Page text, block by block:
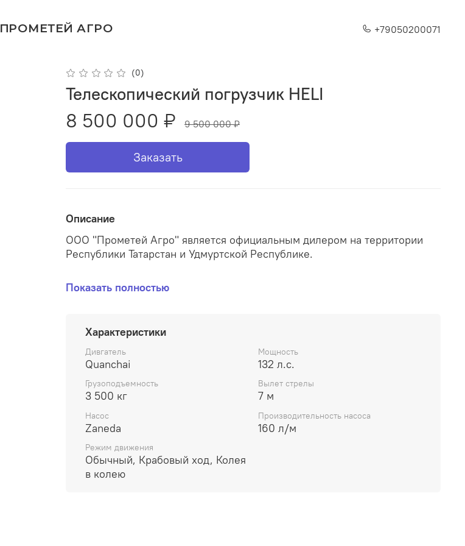
ПРОМЕТЕЙ АГРО +79050200071
(0)
Телескопический погрузчик HELI
8 500 000 ₽ 9 500 000 ₽
Заказать
Описание
ООО "Прометей Агро" является официальным дилером на территории
Республики Татарстан и Удмуртской Республике.
Показать полностью
Характеристики
Дивгатель
Quanchai
Мощность
132 л.с.
Грузоподъемность
3 500 кг
Вылет стрелы
7 м
Насос
Zaneda
Производительность насоса
160 л/м
Режим движения
Обычный, Крабовый ход, Колея
в колею